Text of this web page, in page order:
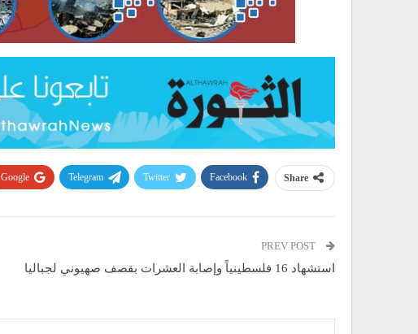
Share
Facebook
Twitter
Telegram
Google+
استشهاد 16 فلسطينياً وإصابة العشرات بقصف صهيوني لجباليا